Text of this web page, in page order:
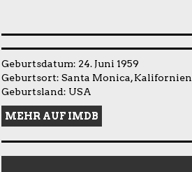
Geburtsdatum: 24. Juni 1959
Geburtsort: Santa Monica, Kalifornien
Geburtsland: USA
MEHR AUF IMDB